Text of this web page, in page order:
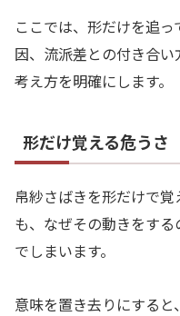
ここでは、形だけを追
因、流派差との付き合
考え方を明確にします。
形だけ覚える危うさ
帛紗さばきを形だけで
も、なぜその動きをす
でしまいます。
意味を置き去りにする